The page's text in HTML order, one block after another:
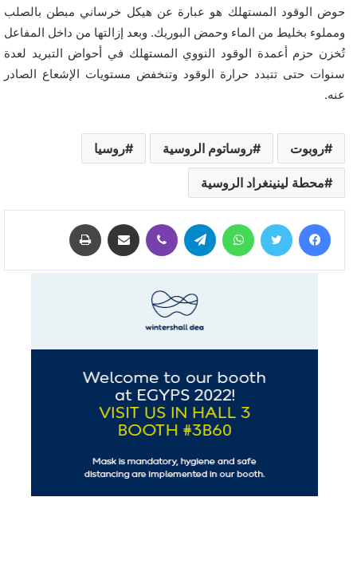
حوض الوقود المستهلك هو عبارة عن هيكل خرساني مبطن بالصلب
ومملوء بخليط من الماء وحمض البوريك. وبعد إزالتها من داخل المفاعل
تُخزن حزم أعمدة الوقود النووي المستهلك في أحواض التبريد لعدة
سنوات حتى تتبدد حرارة الوقود وتنخفض مستويات الإشعاع الصادر
عنه.
روبوت روساتوم الروسية روسيا
محطة لينينغراد الروسية
فيسبوك تويتر واتساب تيلقرام ڤايبر مشاركة عبر البريد